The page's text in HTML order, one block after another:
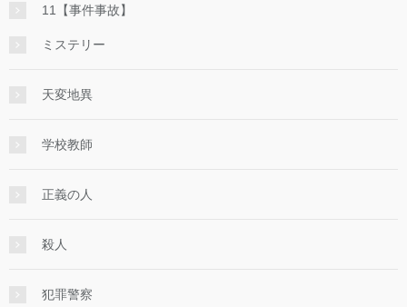
11【事件事故】
ミステリー
天変地異
学校教師
正義の人
殺人
犯罪警察